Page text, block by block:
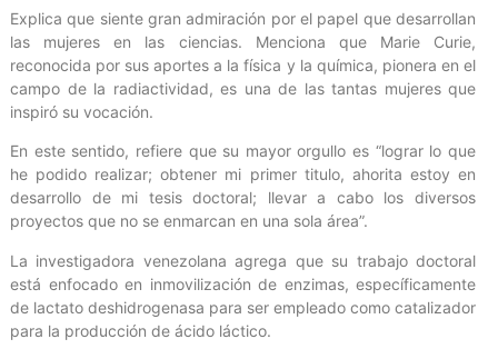
Explica que siente gran admiración por el papel que desarrollan
las mujeres en las ciencias. Menciona que Marie Curie,
reconocida por sus aportes a la física y la química, pionera en el
campo de la radiactividad, es una de las tantas mujeres que
inspiró su vocación.
En este sentido, refiere que su mayor orgullo es “lograr lo que
he podido realizar; obtener mi primer titulo, ahorita estoy en
desarrollo de mi tesis doctoral; llevar a cabo los diversos
proyectos que no se enmarcan en una sola área”.
La investigadora venezolana agrega que su trabajo doctoral
está enfocado en inmovilización de enzimas, específicamente
de lactato deshidrogenasa para ser empleado como catalizador
para la producción de ácido láctico.